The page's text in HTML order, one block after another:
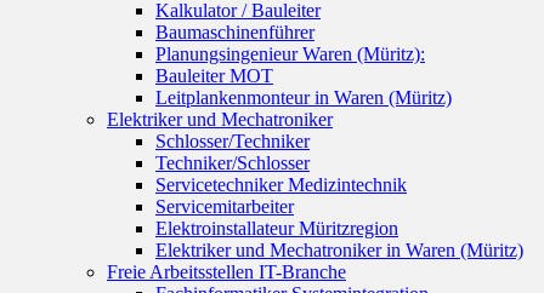
Kalkulator / Bauleiter
Baumaschinenführer
Planungsingenieur Waren (Müritz):
Bauleiter MOT
Leitplankenmonteur in Waren (Müritz)
Elektriker und Mechatroniker
Schlosser/Techniker
Techniker/Schlosser
Servicetechniker Medizintechnik
Servicemitarbeiter
Elektroinstallateur Müritzregion
Elektriker und Mechatroniker in Waren (Müritz)
Freie Arbeitsstellen IT-Branche